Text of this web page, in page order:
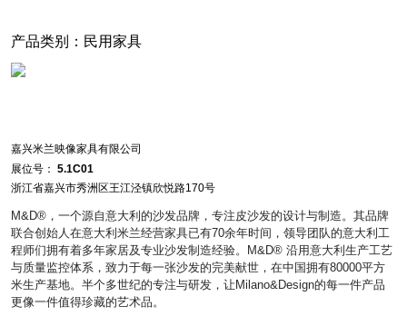
产品类别： 民用家具
嘉兴米兰映像家具有限公司
展位号： 5.1C01
浙江省嘉兴市秀洲区王江泾镇欣悦路170号
M&D®，一个源自意大利的沙发品牌，专注皮沙发的设计与制造。其品牌
联合创始人在意大利米兰经营家具已有70余年时间，领导团队的意大利工
程师们拥有着多年家居及专业沙发制造经验。M&D® 沿用意大利生产工艺
与质量监控体系，致力于每一张沙发的完美献世，在中国拥有80000平方
米生产基地。半个多世纪的专注与研发，让Milano&Design的每一件产品
更像一件值得珍藏的艺术品。